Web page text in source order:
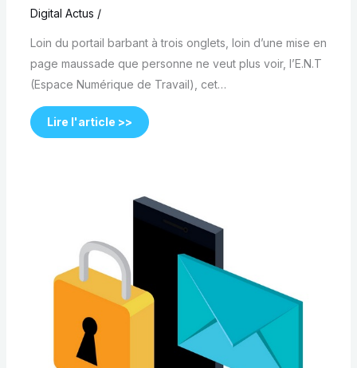
Digital Actus /
Loin du portail barbant à trois onglets, loin d’une mise en
page maussade que personne ne veut plus voir, l’E.N.T
(Espace Numérique de Travail), cet…
Lire l'article >>